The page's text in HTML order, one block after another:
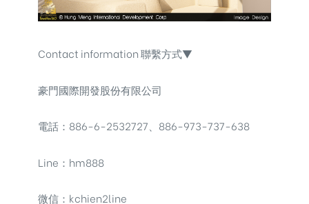
Contact information 聯繫方式▼
豪門國際開發股份有限公司
電話：886-6-2532727、886-973-737-638
Line：hm888
微信：kchien2line